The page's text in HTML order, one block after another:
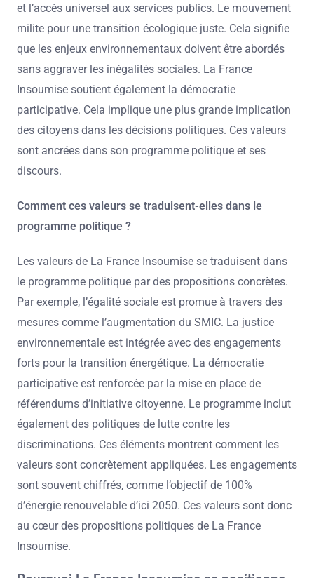
et l’accès universel aux services publics. Le mouvement
milite pour une transition écologique juste. Cela signifie
que les enjeux environnementaux doivent être abordés
sans aggraver les inégalités sociales. La France
Insoumise soutient également la démocratie
participative. Cela implique une plus grande implication
des citoyens dans les décisions politiques. Ces valeurs
sont ancrées dans son programme politique et ses
discours.
Comment ces valeurs se traduisent-elles dans le
programme politique ?
Les valeurs de La France Insoumise se traduisent dans
le programme politique par des propositions concrètes.
Par exemple, l’égalité sociale est promue à travers des
mesures comme l’augmentation du SMIC. La justice
environnementale est intégrée avec des engagements
forts pour la transition énergétique. La démocratie
participative est renforcée par la mise en place de
référendums d’initiative citoyenne. Le programme inclut
également des politiques de lutte contre les
discriminations. Ces éléments montrent comment les
valeurs sont concrètement appliquées. Les engagements
sont souvent chiffrés, comme l’objectif de 100%
d’énergie renouvelable d’ici 2050. Ces valeurs sont donc
au cœur des propositions politiques de La France
Insoumise.